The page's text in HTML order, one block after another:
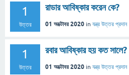
1
উত্তর
রাডার আবিষ্কার করেন কে?
01 অক্টোবর 2020 in যন্ত্র উত্তর প্রদান
1
উত্তর
রবার আবিষ্কার হয় কত সালে?
01 অক্টোবর 2020 in যন্ত্র উত্তর প্রদান